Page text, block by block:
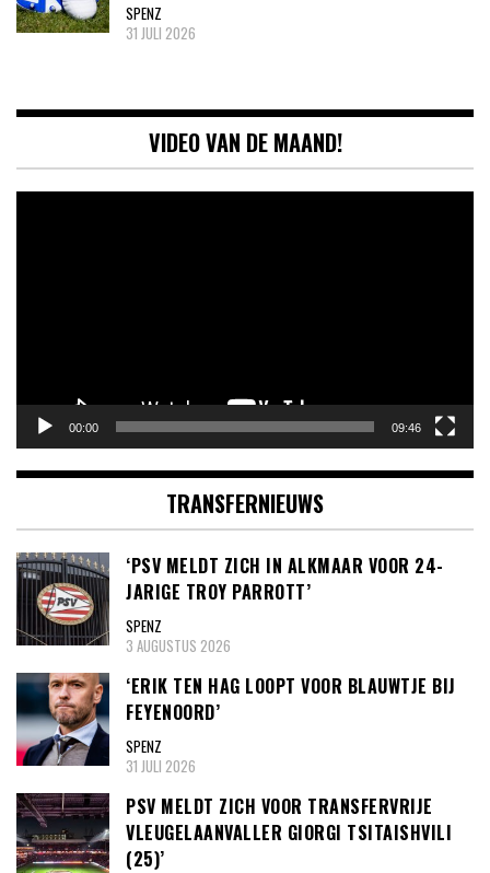
SPENZ
31 JULI 2026
VIDEO VAN DE MAAND!
00:00 09:46
TRANSFERNIEUWS
‘PSV MELDT ZICH IN ALKMAAR VOOR 24-
JARIGE TROY PARROTT’
SPENZ
3 AUGUSTUS 2026
‘ERIK TEN HAG LOOPT VOOR BLAUWTJE BIJ
FEYENOORD’
SPENZ
31 JULI 2026
PSV MELDT ZICH VOOR TRANSFERVRIJE
VLEUGELAANVALLER GIORGI TSITAISHVILI
(25)’